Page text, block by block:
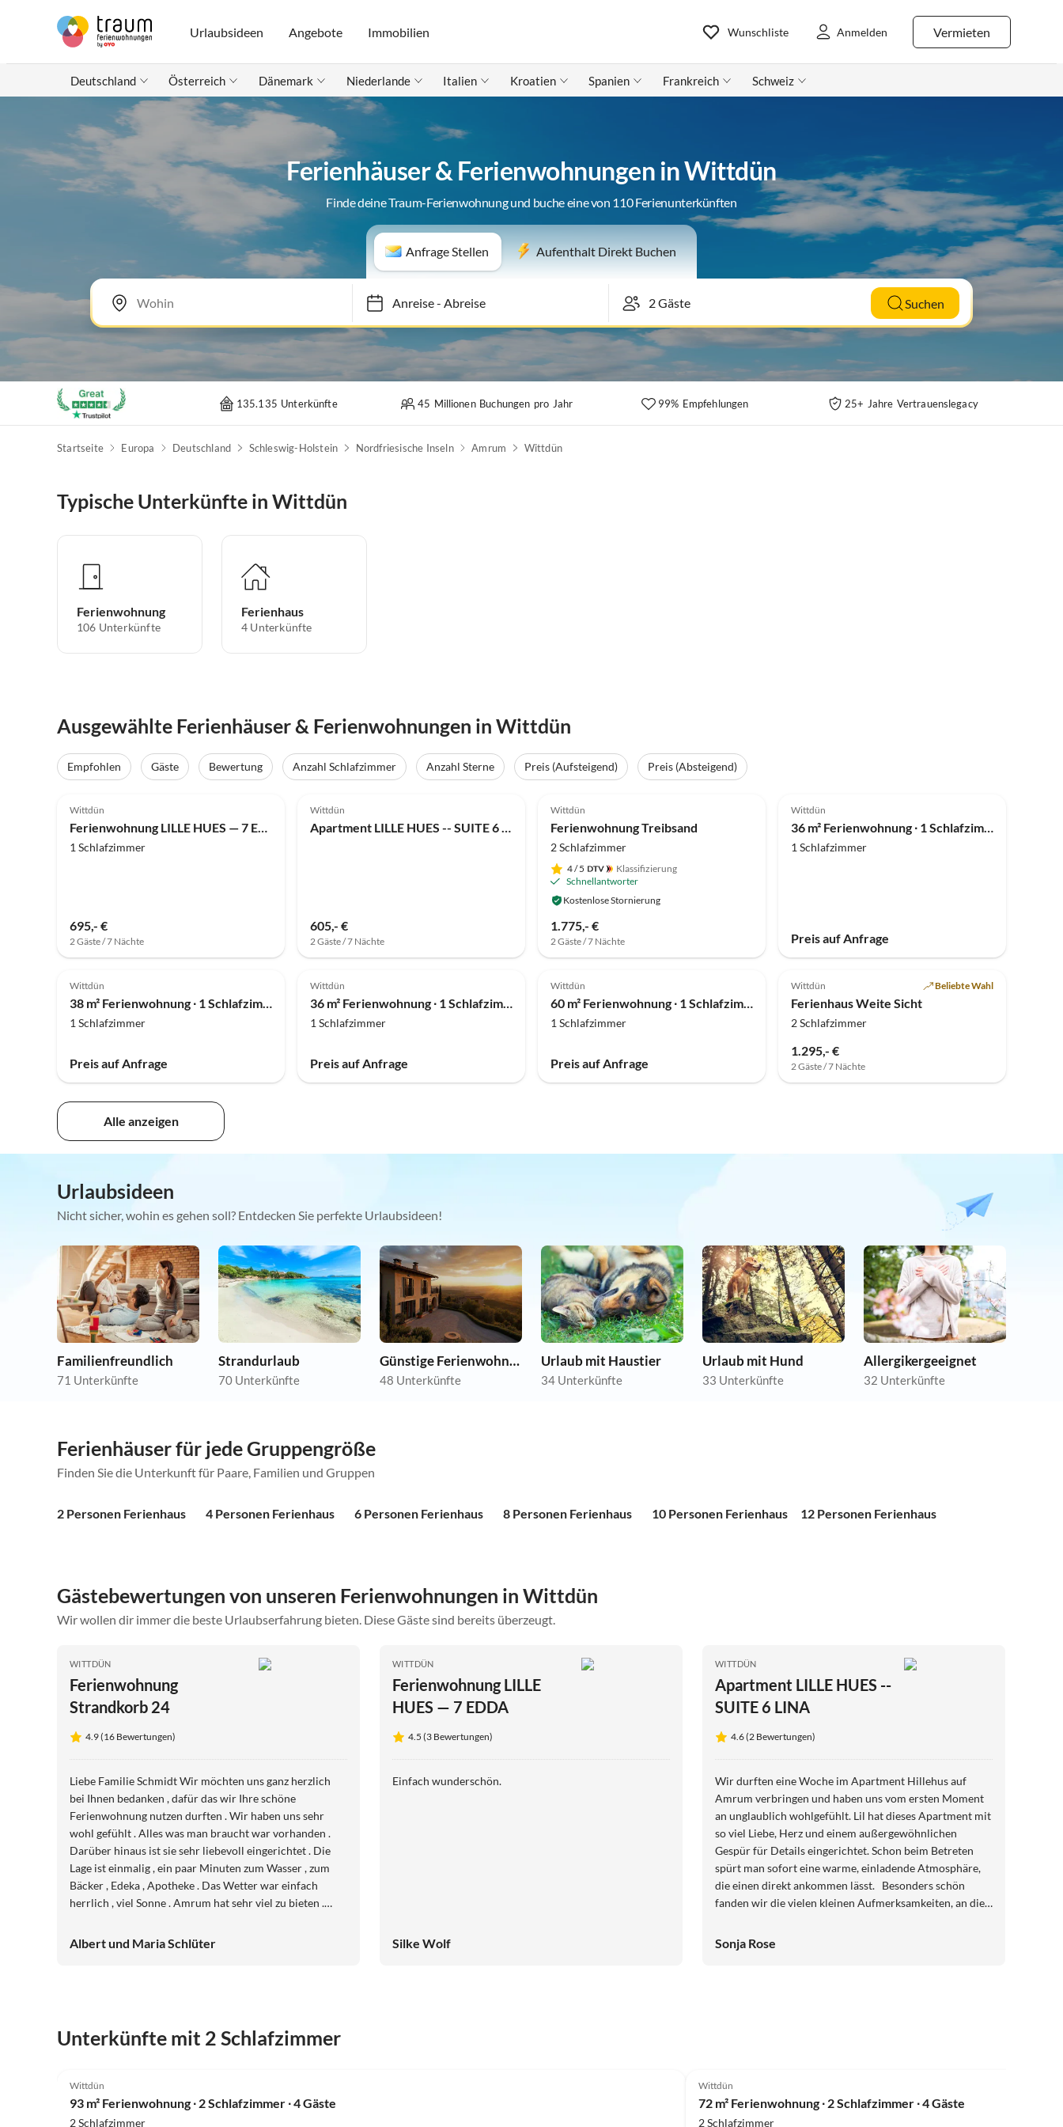
Urlaubsideen Angebote Immobilien Vermieten
Wunschliste Anmelden
Deutschland Österreich Dänemark Niederlande Italien Kroatien Spanien Frankreich Schweiz
Ferienhäuser & Ferienwohnungen in Wittdün
Finde deine Traum-Ferienwohnung und buche eine von 110 Ferienunterkünften
Anfrage Stellen Aufenthalt Direkt Buchen
Anreise-Abreise Suchen
135.135 Unterkünfte 45 Millionen Buchungen pro Jahr 99% Empfehlungen 25+ Jahre Vertrauenslegacy
Startseite Europa Deutschland Schleswig-Holstein Nordfriesische Inseln Amrum Wittdün
Typische Unterkünfte in Wittdün
Ferienwohnung
106 Unterkünfte
Ferienhaus
4 Unterkünfte
Ausgewählte Ferienhäuser & Ferienwohnungen in Wittdün
Empfohlen Gäste Bewertung Anzahl Schlafzimmer Anzahl Sterne Preis (Aufsteigend) Preis (Absteigend)
Top-Inserat
Wittdün
Ferienwohnung LILLE HUES — 7 EDDA
1 Schlafzimmer
695,- €
2 Gäste / 7 Nächte
Top-Inserat
Wittdün
Apartment LILLE HUES -- SUITE 6 LINA
605,- €
2 Gäste / 7 Nächte
Wittdün
Ferienwohnung Treibsand
2 Schlafzimmer
4/ 5
Klassifizierung
Schnellantworter
Kostenlose Stornierung
1.775,- €
2 Gäste / 7 Nächte
Wittdün
36 m² Ferienwohnung ∙ 1 Schlafzimmer ∙ 2 Gäste
1 Schlafzimmer
Preis auf Anfrage
Wittdün
38 m² Ferienwohnung ∙ 1 Schlafzimmer ∙ 3 Gäste
1 Schlafzimmer
Preis auf Anfrage
Wittdün
36 m² Ferienwohnung ∙ 1 Schlafzimmer ∙ 2 Gäste
1 Schlafzimmer
Preis auf Anfrage
Wittdün
60 m² Ferienwohnung ∙ 1 Schlafzimmer ∙ 2 Gäste
1 Schlafzimmer
Preis auf Anfrage
Wittdün Beliebte Wahl
Ferienhaus Weite Sicht
2 Schlafzimmer
1.295,- €
2 Gäste / 7 Nächte
Alle anzeigen
Urlaubsideen
Nicht sicher, wohin es gehen soll? Entdecken Sie perfekte Urlaubsideen!
Familienfreundlich
71 Unterkünfte
Strandurlaub
70 Unterkünfte
Günstige Ferienwohnungen
48 Unterkünfte
Urlaub mit Haustier
34 Unterkünfte
Urlaub mit Hund
33 Unterkünfte
Allergikergeeignet
32 Unterkünfte
Ferienhäuser für jede Gruppengröße
Finden Sie die Unterkunft für Paare, Familien und Gruppen
2 Personen Ferienhaus 4 Personen Ferienhaus 6 Personen Ferienhaus 8 Personen Ferienhaus 10 Personen Ferienhaus 12 Personen Ferienhaus
Gästebewertungen von unseren Ferienwohnungen in Wittdün
Wir wollen dir immer die beste Urlaubserfahrung bieten. Diese Gäste sind bereits überzeugt.
WITTDÜN
Ferienwohnung
Strandkorb 24
4.9 (16 Bewertungen)
Liebe Familie Schmidt Wir möchten uns ganz herzlich
bei Ihnen bedanken , dafür das wir Ihre schöne
Ferienwohnung nutzen durften . Wir haben uns sehr
wohl gefühlt . Alles was man braucht war vorhanden .
Darüber hinaus ist sie sehr liebevoll eingerichtet . Die
Lage ist einmalig , ein paar Minuten zum Wasser , zum
Bäcker , Edeka , Apotheke . Das Wetter war einfach
herrlich , viel Sonne . Amrum hat sehr viel zu bieten .
richtig in die Insel verliebt . Gerne kommen wir wieder .
Albert und Maria Schlüter
WITTDÜN
Ferienwohnung LILLE
HUES — 7 EDDA
4.5 (3 Bewertungen)
Einfach wunderschön.
Silke Wolf
WITTDÜN
Apartment LILLE HUES --
SUITE 6 LINA
4.6 (2 Bewertungen)
Wir durften eine Woche im Apartment Hillehus auf
Amrum verbringen und haben uns vom ersten Moment
an unglaublich wohlgefühlt. Lil hat dieses Apartment mit
so viel Liebe, Herz und einem außergewöhnlichen
Gespür für Details eingerichtet. Schon beim Betreten
spürt man sofort eine warme, einladende Atmosphäre,
die einen direkt ankommen lässt. Besonders schön
fanden wir die vielen kleinen Aufmerksamkeiten, an die
einfach, dass hier mit echter Sorgfalt und echter
Gastfreundschaft an das Wohl der Gäste gedacht wird.
Sonja Rose
Unterkünfte mit 2 Schlafzimmer
Wittdün
93 m² Ferienwohnung ∙ 2 Schlafzimmer ∙ 4 Gäste
2 Schlafzimmer
Wittdün
72 m² Ferienwohnung ∙ 2 Schlafzimmer ∙ 4 Gäste
2 Schlafzimmer